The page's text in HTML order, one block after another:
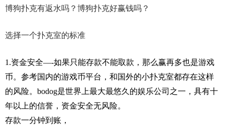
博狗扑克有返水吗？博狗扑克好赢钱吗？
选择一个扑克室的标准
1.资金安全—-如果只能存款不能取款，那么赢再多也是游戏
币。参考国内的游戏币平台，和国外的小扑克室都存在这样
的风险。bodog是世界上最大最悠久的娱乐公司之一，具有十
年以上的信誉，资金安全无风险。
存款一分钟到账，